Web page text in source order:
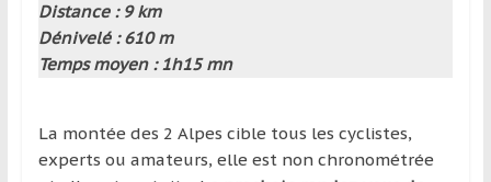
Distance : 9 km
Dénivelé : 610 m
Temps moyen : 1h15 mn
La montée des 2 Alpes cible tous les cyclistes,
experts ou amateurs, elle est non chronométrée